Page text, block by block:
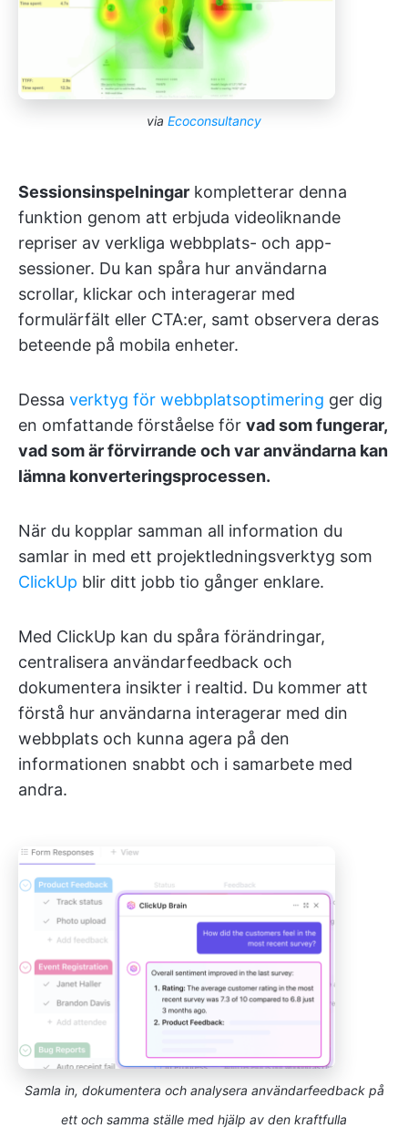
via Ecoconsultancy
Sessionsinspelningar kompletterar denna
funktion genom att erbjuda videoliknande
repriser av verkliga webbplats- och app-
sessioner. Du kan spåra hur användarna
scrollar, klickar och interagerar med
formulärfält eller CTA:er, samt observera deras
beteende på mobila enheter.
Dessa verktyg för webbplatsoptimering ger dig
en omfattande förståelse för vad som fungerar,
vad som är förvirrande och var användarna kan
lämna konverteringsprocessen.
När du kopplar samman all information du
samlar in med ett projektledningsverktyg som
ClickUp blir ditt jobb tio gånger enklare.
Med ClickUp kan du spåra förändringar,
centralisera användarfeedback och
dokumentera insikter i realtid. Du kommer att
förstå hur användarna interagerar med din
webbplats och kunna agera på den
informationen snabbt och i samarbete med
andra.
Samla in, dokumentera och analysera användarfeedback på
ett och samma ställe med hjälp av den kraftfulla